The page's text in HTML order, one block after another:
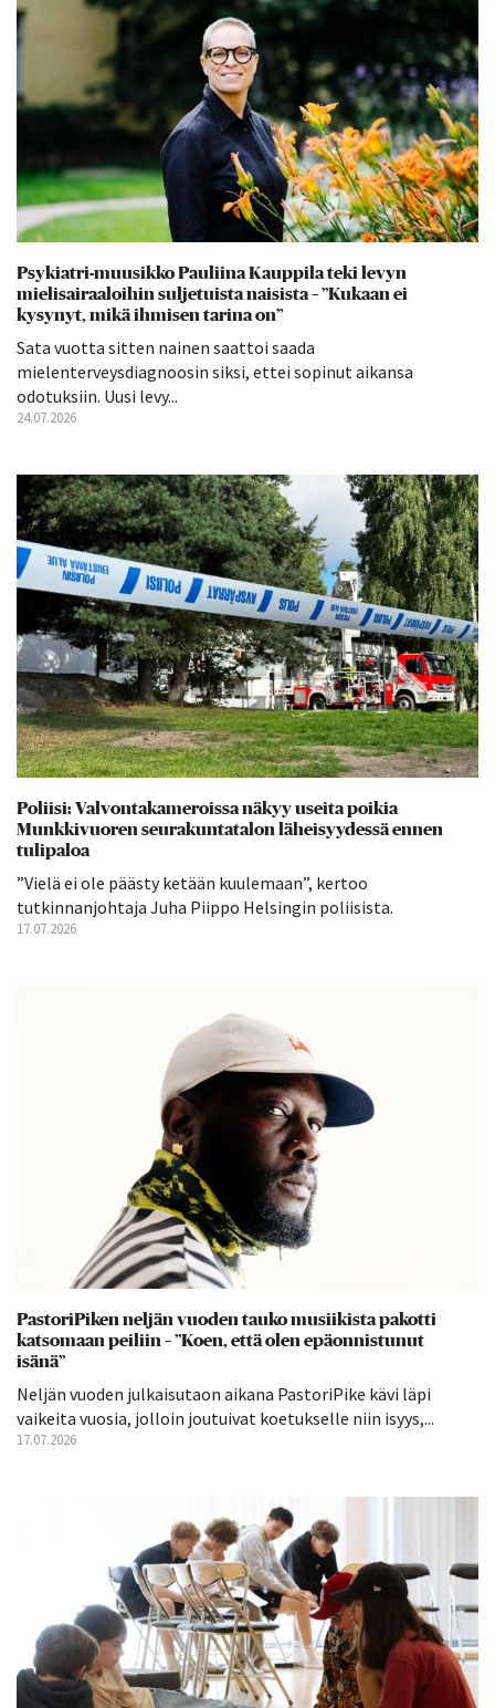
Psykiatri-muusikko Pauliina Kauppila teki levyn
mielisairaaloihin suljetuista naisista – ”Kukaan ei
kysynyt, mikä ihmisen tarina on”
Sata vuotta sitten nainen saattoi saada
mielenterveysdiagnoosin siksi, ettei sopinut aikansa
odotuksiin. Uusi levy...
24.07.2026
Poliisi: Valvontakameroissa näkyy useita poikia
Munkkivuoren seurakuntatalon läheisyydessä ennen
tulipaloa
”Vielä ei ole päästy ketään kuulemaan”, kertoo
tutkinnanjohtaja Juha Piippo Helsingin poliisista.
17.07.2026
PastoriPiken neljän vuoden tauko musiikista pakotti
katsomaan peiliin – ”Koen, että olen epäonnistunut
isänä”
Neljän vuoden julkaisutaon aikana PastoriPike kävi läpi
vaikeita vuosia, jolloin joutuivat koetukselle niin isyys,...
17.07.2026